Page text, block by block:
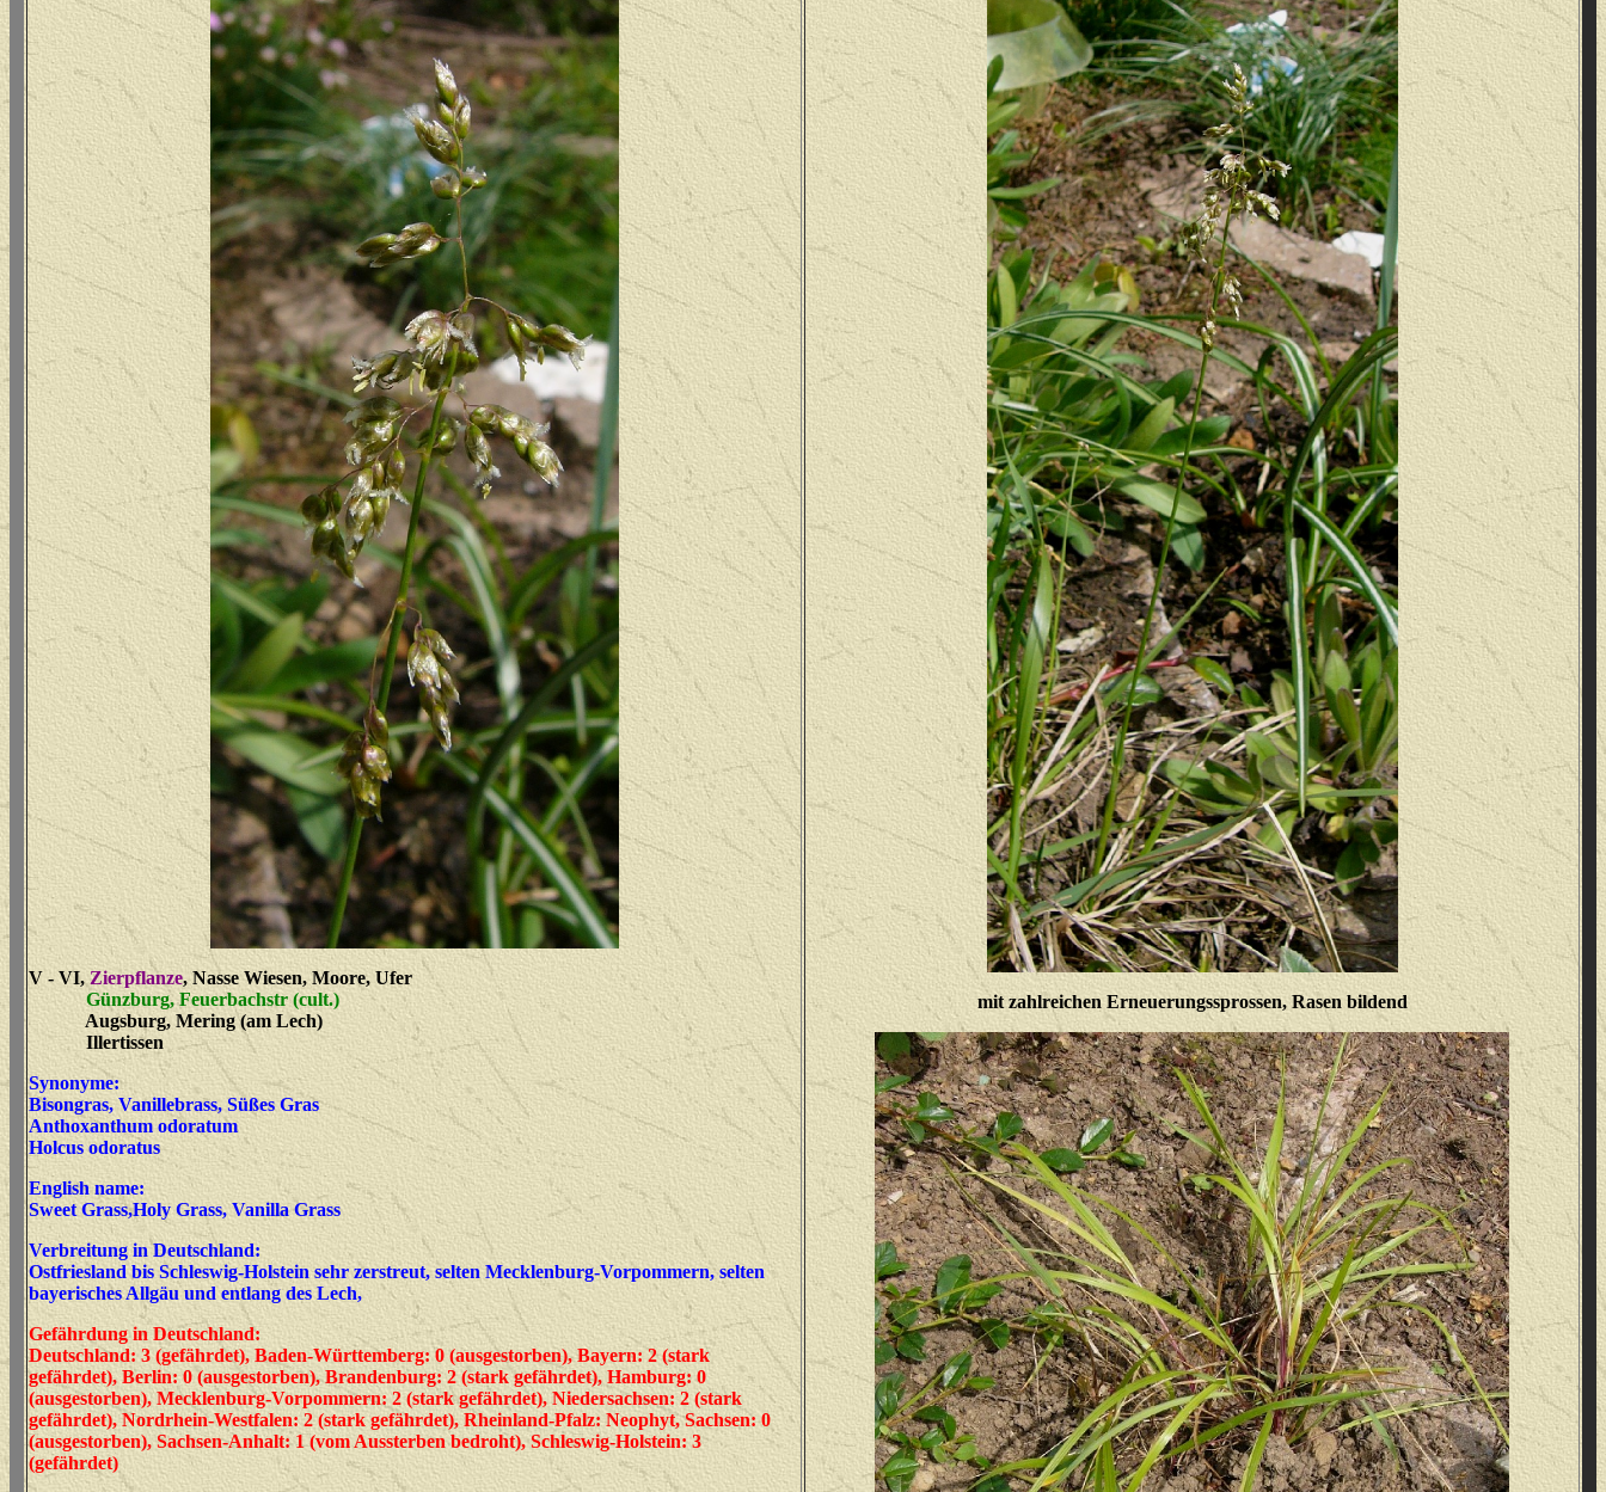
V - VI,Zierpflanze, Nasse Wiesen, Moore, Ufer
Günzburg, Feuerbachstr (cult.)
Augsburg, Mering (am Lech)
Illertissen
Synonyme:
Bisongras, Vanillebrass, Süßes Gras
Anthoxanthum odoratum
Holcus odoratus
English name:
Sweet Grass,Holy Grass, Vanilla Grass
Verbreitung in Deutschland:
Ostfriesland bis Schleswig-Holstein sehr zerstreut, selten Mecklenburg-Vorpommern, selten
bayerisches Allgäu und entlang des Lech,
Gefährdung in Deutschland:
Deutschland: 3 (gefährdet), Baden-Württemberg: 0 (ausgestorben), Bayern: 2 (stark
gefährdet), Berlin: 0 (ausgestorben), Brandenburg: 2 (stark gefährdet), Hamburg: 0
(ausgestorben), Mecklenburg-Vorpommern: 2 (stark gefährdet), Niedersachsen: 2 (stark
gefährdet), Nordrhein-Westfalen: 2 (stark gefährdet), Rheinland-Pfalz: Neophyt, Sachsen: 0
(ausgestorben), Sachsen-Anhalt: 1 (vom Aussterben bedroht), Schleswig-Holstein: 3
(gefährdet)
mit zahlreichen Erneuerungssprossen, Rasen bildend